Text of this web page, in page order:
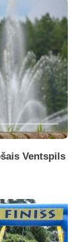
Ventspils